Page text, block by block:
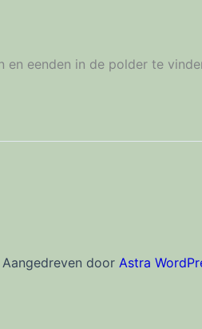
eenden in de polder te
door Astra